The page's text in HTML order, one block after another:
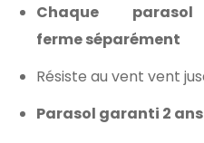
Chaque
ferme séparément
Résiste au vent vent
Parasol garanti 2 ans